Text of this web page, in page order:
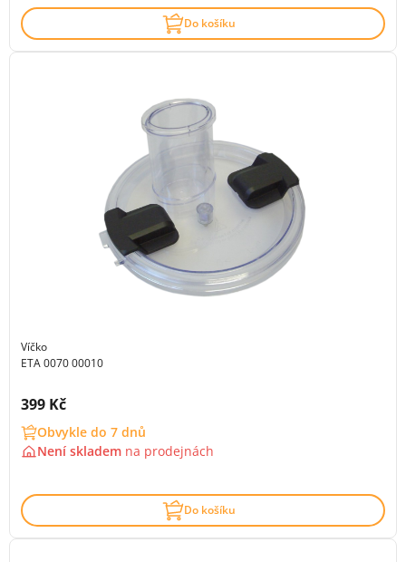
Do košíku
Víčko
ETA 0070 00010
Cena s DPH:
399 Kč
Obvykle do 7 dnů
Není skladem na prodejnách
Do košíku